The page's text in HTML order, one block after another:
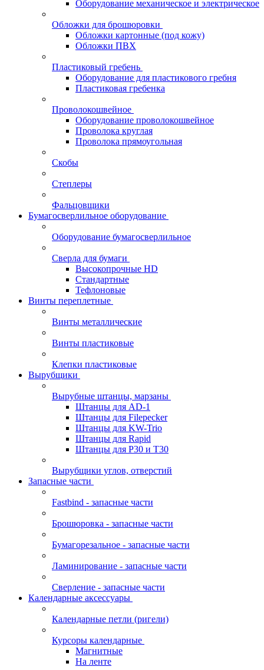
Оборудование механическое и электрическое
Обложки для брошюровки
Обложки картонные (под кожу)
Обложки ПВХ
Пластиковый гребень
Оборудование для пластикового гребня
Пластиковая гребенка
Проволокошвейное
Оборудование проволокошвейное
Проволока круглая
Проволока прямоугольная
Скобы
Степлеры
Фальцовщики
Бумагосверлильное оборудование
Оборудование бумагосверлильное
Сверла для бумаги
Высокопрочные HD
Стандартные
Тефлоновые
Винты переплетные
Винты металлические
Винты пластиковые
Клепки пластиковые
Вырубщики
Вырубные штанцы, марзаны
Штанцы для AD-1
Штанцы для Filepecker
Штанцы для KW-Trio
Штанцы для Rapid
Штанцы для Р30 и Т30
Вырубщики углов, отверстий
Запасные части
Fastbind - запасные части
Брошюровка - запасные части
Бумагорезальное - запасные части
Ламинирование - запасные части
Сверление - запасные части
Календарные аксессуары
Календарные петли (ригели)
Курсоры календарные
Магнитные
На ленте